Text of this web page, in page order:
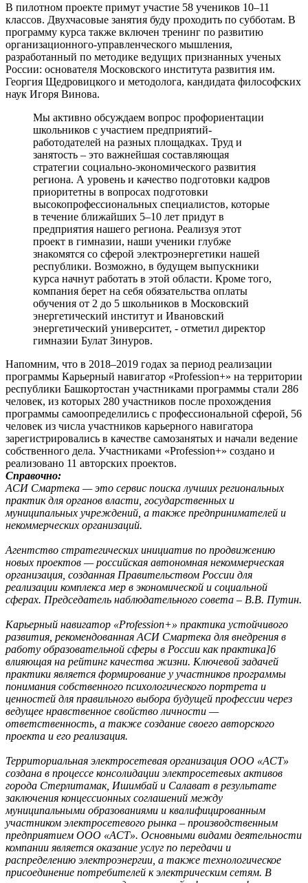
В пилотном проекте примут участие 58 учеников 10–11
классов. Двухчасовые занятия буду проходить по субботам. В
программу курса также включен тренинг по развитию
организационного-управленческого мышления,
разработанный по методике ведущих признанных ученых
России: основателя Московского института развития им.
Георгия Щедровицкого и методолога, кандидата философских
наук Игоря Винова.
Мы активно обсуждаем вопрос профориентации
школьников с участием предприятий-
работодателей на разных площадках. Труд и
занятость – это важнейшая составляющая
стратегии социально-экономического развития
региона. А уровень и качество подготовки кадров
приоритетны в вопросах подготовки
высокопрофессиональных специалистов, которые
в течение ближайших 5–10 лет придут в
предприятия нашего региона. Реализуя этот
проект в гимназии, наши ученики глубже
знакомятся со сферой электроэнергетики нашей
республики. Возможно, в будущем выпускники
курса начнут работать в этой области. Кроме того,
компания берет на себя обязательства оплаты
обучения от 2 до 5 школьников в Московский
энергетический институт и Ивановский
энергетический университет, - отметил директор
гимназии Булат Зинуров.
Напомним, что в 2018–2019 годах за период реализации
программы Карьерный навигатор «Profession+» на территории
республики Башкортостан участниками программы стали 286
человек, из которых 280 участников после прохождения
программы самоопределились с профессиональной сферой, 56
человек из числа участников карьерного навигатора
зарегистрировались в качестве самозанятых и начали ведение
собственного дела. Участниками «Profession+» создано и
реализовано 11 авторских проектов.
Справочно:
АСИ Смартека — это сервис поиска лучших региональных
практик для органов власти, государственных и
муниципальных учреждений, а также предпринимателей и
некоммерческих организаций.
Агентство стратегических инициатив по продвижению
новых проектов — российская автономная некоммерческая
организация, созданная Правительством России для
реализации комплекса мер в экономической и социальной
сферах. Председатель наблюдательного совета – В.В. Путин.
Карьерный навигатор «Profession+» практика устойчивого
развития, рекомендованная АСИ Смартека для внедрения в
работу образовательной сферы в России как практика]6
влияющая на рейтинг качества жизни. Ключевой задачей
практики является формирование у участников программы
понимания собственного психологического портрета и
ценностей для правильного выбора будущей профессии через
ведущее нравственное свойство личности —
ответственность, а также создание своего авторского
проекта и его реализация.
Территориальная электросетевая организация ООО «АСТ»
создана в процессе консолидации электросетевых активов
города Стерлитамак, Ишимбай и Салават в результате
заключения концессионных соглашений между
муниципальными образованиями и квалифицированным
участником электросетевого рынка – производственным
предприятием ООО «АСТ». Основными видами деятельности
компании является оказание услуг по передачи и
распределению электроэнергии, а также технологическое
присоединение потребителей к электрическим сетям. В